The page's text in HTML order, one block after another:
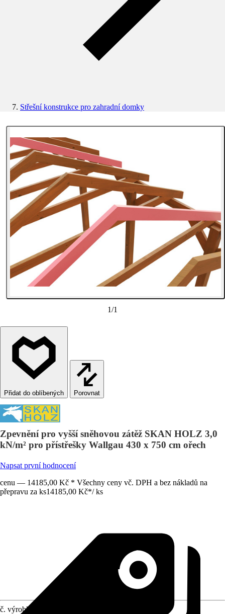
Střešní konstrukce pro zahradní domky
1/1
Porovnat
Zpevnění pro vyšší sněhovou zátěž SKAN HOLZ 3,0
kN/m² pro přístřešky Wallgau 430 x 750 cm ořech
Napsat první hodnocení
cenu — 14185,00 Kč * Všechny ceny vč. DPH a bez nákladů na
přepravu za ks14185,00 Kč*/ ks
č. výrobku